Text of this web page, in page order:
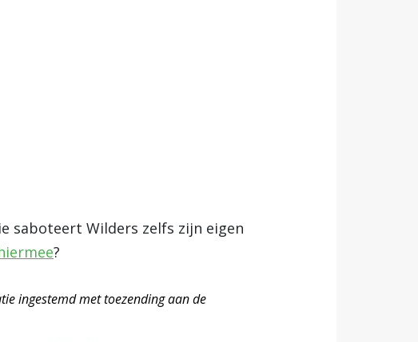
saboteert Wilders zelfs zijn eigen
?
ingestemd met toezending aan de